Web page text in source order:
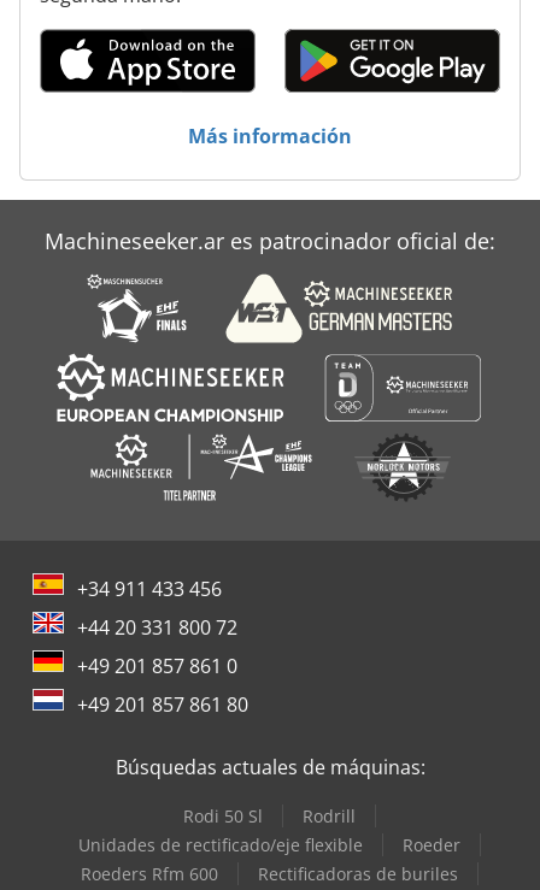
Hilti Ts 12
Hitachi Seiki Hg 500
Maho Mh 500 W 4
Más información
Machineseeker.ar es patrocinador oficial de:
+34 911 433 456
+44 20 331 800 72
+49 201 857 861 0
+49 201 857 861 80
Búsquedas actuales de máquinas:
Rodi 50 Sl
Rodrill
Unidades de rectificado/eje flexible
Roeder
Roeders Rfm 600
Rectificadoras de buriles